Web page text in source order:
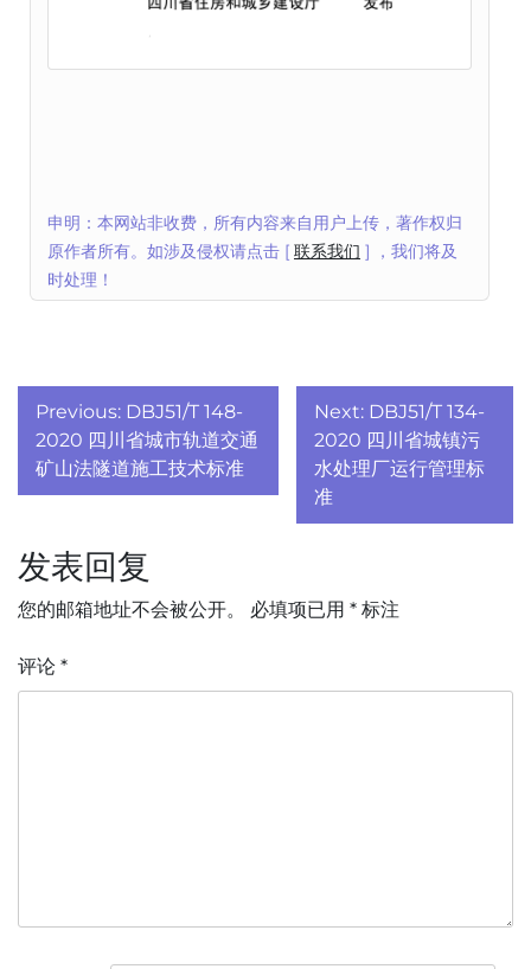
申明：本网站非收费，所有内容来自用户上传，著作权归
原作者所有。如涉及侵权请点击 [ 联系我们 ] ，我们将及
时处理！
文
章
导
航
Previous: DBJ51/T 148-
2020 四川省城市轨道交通
矿山法隧道施工技术标准
Next: DBJ51/T 134-
2020 四川省城镇污
水处理厂运行管理标
准
发表回复
您的邮箱地址不会被公开。 必填项已用 * 标注
评论 *